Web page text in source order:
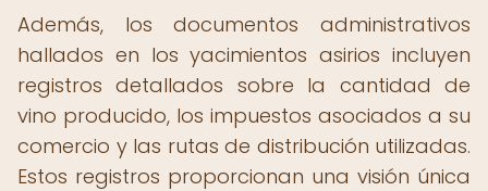
Además, los documentos administrativos
hallados en los yacimientos asirios incluyen
registros detallados sobre la cantidad de
vino producido, los impuestos asociados a su
comercio y las rutas de distribución utilizadas.
Estos registros proporcionan una visión única